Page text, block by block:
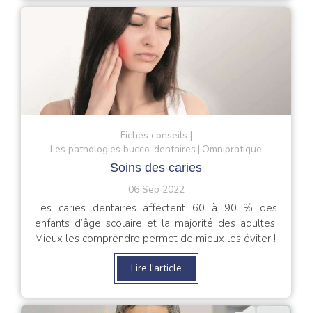
Fiches conseils
Les pathologies bucco-dentaires Omnipratique
Soins des caries
06 Sep 2022
Les caries dentaires affectent 60 à 90 % des
enfants d’âge scolaire et la majorité des adultes.
Mieux les comprendre permet de mieux les éviter !
Lire l'article